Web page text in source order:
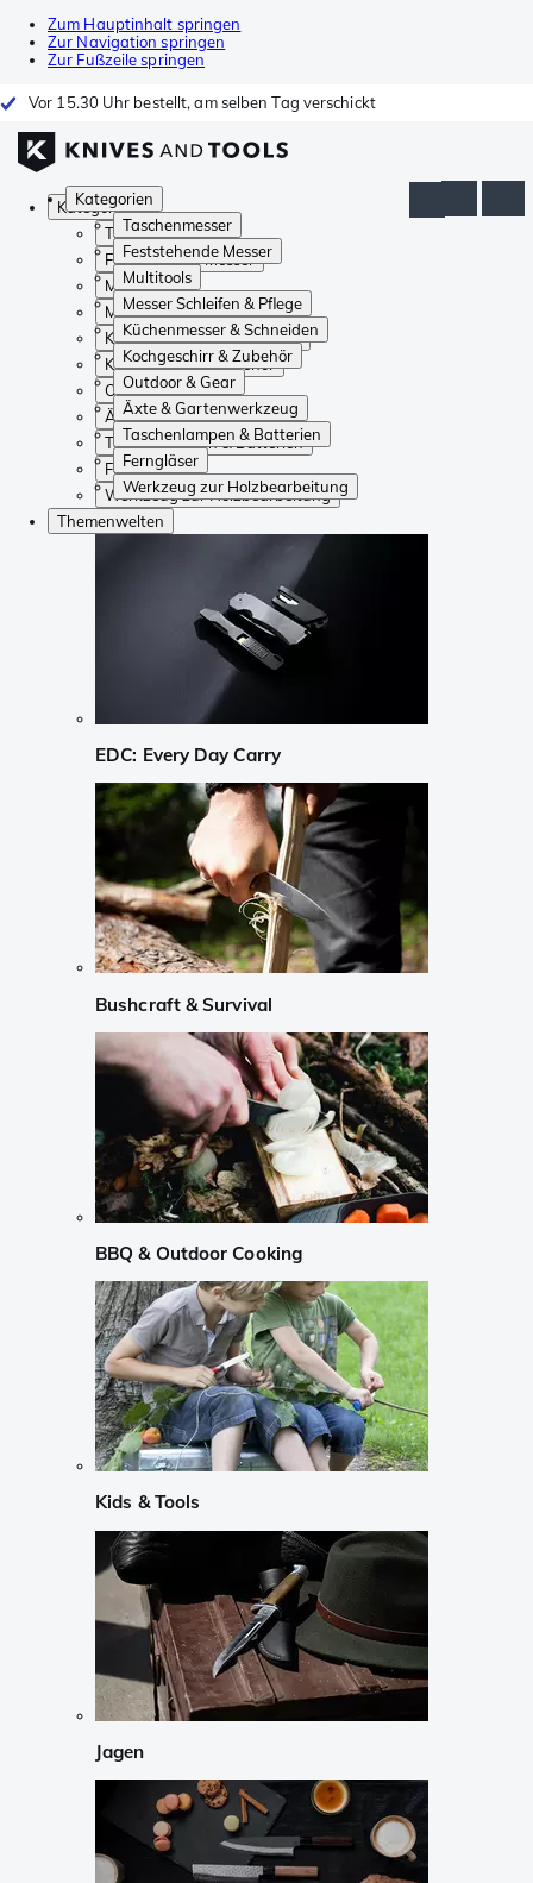
Zum Hauptinhalt springen
Zur Navigation springen
Zur Fußzeile springen
Vor 15.30 Uhr bestellt, am selben Tag verschickt
Kategorien
Taschenmesser
Feststehende Messer
Multitools
Messer Schleifen & Pflege
Küchenmesser & Schneiden
Kochgeschirr & Zubehör
Outdoor & Gear
Äxte & Gartenwerkzeug
Taschenlampen & Batterien
Ferngläser
Werkzeug zur Holzbearbeitung
Kategorien
Taschenmesser
Feststehende Messer
Multitools
Messer Schleifen & Pflege
Küchenmesser & Schneiden
Kochgeschirr & Zubehör
Outdoor & Gear
Äxte & Gartenwerkzeug
Taschenlampen & Batterien
Ferngläser
Werkzeug zur Holzbearbeitung
Themenwelten
EDC: Every Day Carry
Bushcraft & Survival
BBQ & Outdoor Cooking
Kids & Tools
Jagen